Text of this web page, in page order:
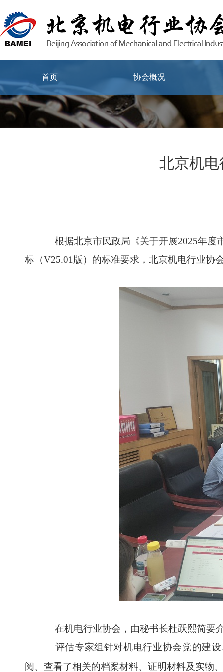
首页 协会概况
北京机
根据北京市民政局《关于开展2025年度
标（V25.01 版）的标准要求，北京机电行业协
在机电行业协会，由秘书长杜跃熙简要介
评估专家组针对机电行业协会党的建
阅、查看了相关的档案材料、证明材料及实物